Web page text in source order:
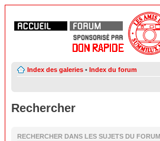
Index des galeries • Index du forum
Rechercher
RECHERCHER DANS LES SUJETS DU FORUM